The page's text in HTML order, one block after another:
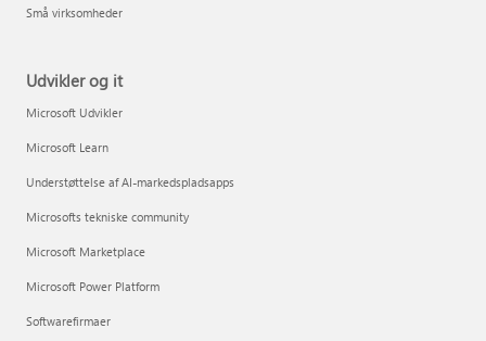
Små virksomheder
Udvikler og it
Microsoft Udvikler
Microsoft Learn
Understøttelse af AI-markedspladsapps
Microsofts tekniske community
Microsoft Marketplace
Microsoft Power Platform
Softwarefirmaer